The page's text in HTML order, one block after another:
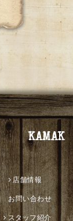
店舗情報
お問い合わせ
スタッフ紹介